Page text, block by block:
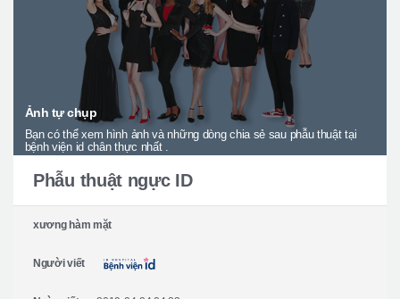
Trung tâm petit
Thẩm mỹ boby
Thẩm mỹ nam giới
Let Me In
Giới thiệu bệnh viện
Phẫu thuật an toàn
Online Consultation
Real Selfie Review
Ảnh tự chụp
Bạn có thể xem hình ảnh và những dòng chia sẻ sau phẫu thuật tại
bệnh viện id chân thực nhất .
Phẫu thuật ngực ID
xương hàm mặt
Người viết